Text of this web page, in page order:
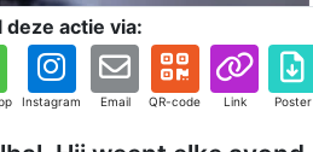
deze actie via:
Instagram Email QR-code Link Poster